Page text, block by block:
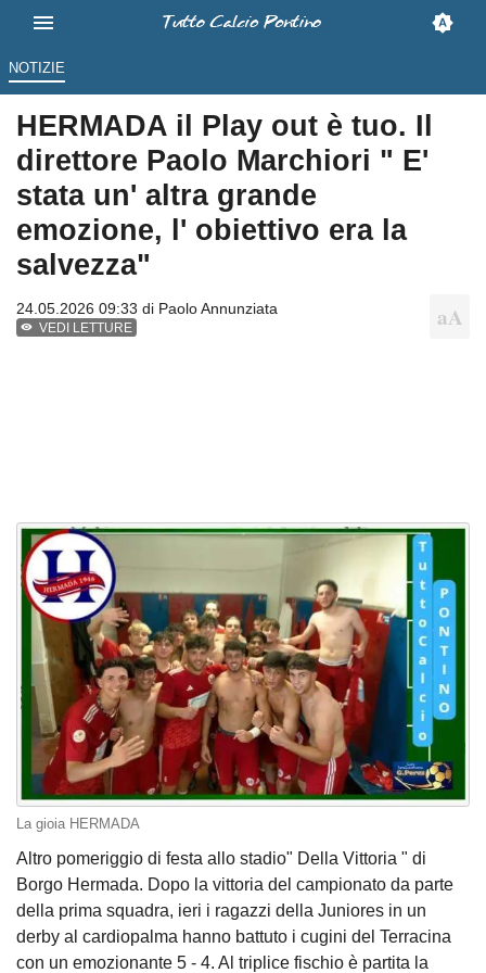
NOTIZIE
HERMADA il Play out è tuo. Il
direttore Paolo Marchiori " E'
stata un' altra grande
emozione, l' obiettivo era la
salvezza"
24.05.2026 09:33 di Paolo Annunziata
VEDI LETTURE
La gioia HERMADA
Altro pomeriggio di festa allo stadio" Della Vittoria " di
Borgo Hermada. Dopo la vittoria del campionato da parte
della prima squadra, ieri i ragazzi della Juniores in un
derby al cardiopalma hanno battuto i cugini del Terracina
con un emozionante 5 - 4. Al triplice fischio è partita la